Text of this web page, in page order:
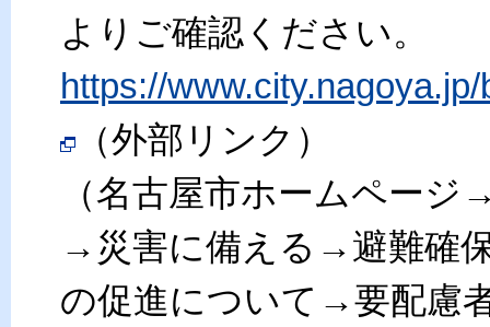
よりご確認ください。
https://
（外部リンク）
（名古屋市ホームペー
→災害に備える→避難確
の促進について→要配慮